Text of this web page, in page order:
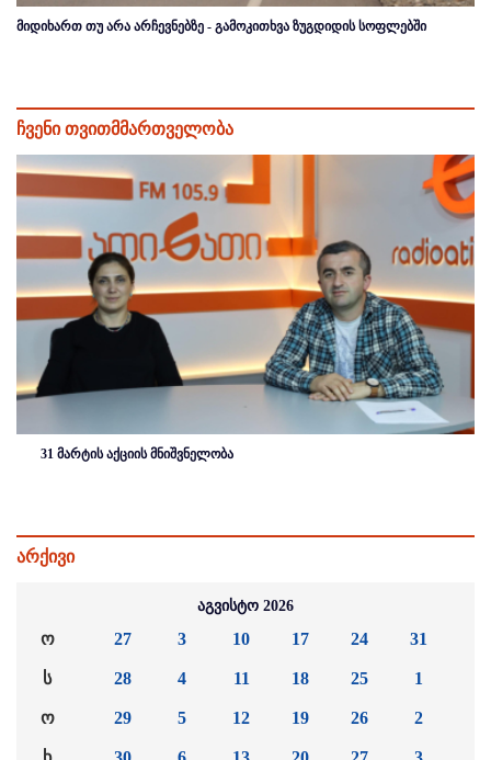
მიდიხართ თუ არა არჩევნებზე - გამოკითხვა ზუგდიდის სოფლებში
ჩვენი თვითმმართველობა
31 მარტის აქციის მნიშვნელობა
არქივი
აგვისტო 2026
ო
ს
ო
27
28
29
3
4
5
10
11
12
17
18
19
24
25
26
31
1
2